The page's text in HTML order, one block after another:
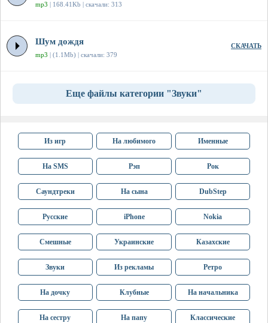
mp3 | 168.41Kb | скачали: 313
Шум дождя
mp3 | (1.1Mb) | скачали: 379
СКАЧАТЬ
Еще файлы категории "Звуки"
Из игр На любимого Именные
На SMS Рэп Рок
Саундтреки На сына DubStep
Русские iPhone Nokia
Смешные Украинские Казахские
Звуки Из рекламы Ретро
На дочку Клубные На начальника
На сестру На папу Классические